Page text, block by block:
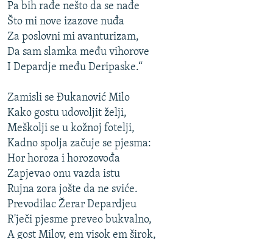
Pa bih rađe nešto da se nađe
Što mi nove izazove nuđa
Za poslovni mi avanturizam,
Da sam slamka među vihorove
I Depardje među Deripaske.“
Zamisli se Đukanović Milo
Kako gostu udovoljit želji,
Meškolji se u kožnoj fotelji,
Kadno spolja začuje se pjesma:
Hor horoza i horozovođa
Zapjevao onu vazda istu
Rujna zora jošte da ne sviće.
Prevodilac Žerar Depardjeu
R'ječi pjesme preveo bukvalno,
A gost Milov, em visok em širok,